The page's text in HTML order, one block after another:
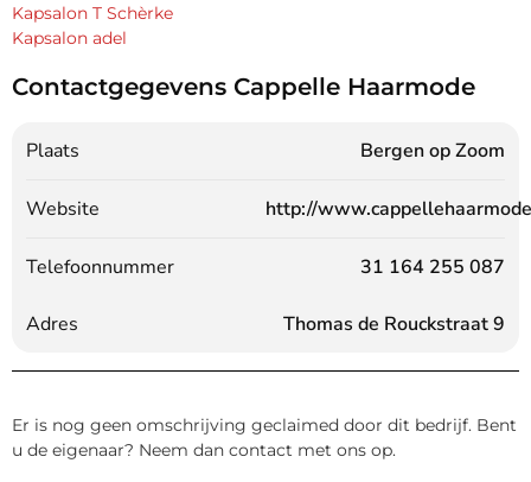
Kapsalon T Schèrke
Kapsalon adel
Contactgegevens Cappelle Haarmode
Plaats Bergen op Zoom
Website http://
Telefoonnummer 31 164 255 087
Adres Thomas de Rouckstraat 9
Er is nog geen omschrijving geclaimed door dit bedrijf. Bent
u de eigenaar? Neem dan contact met ons op.